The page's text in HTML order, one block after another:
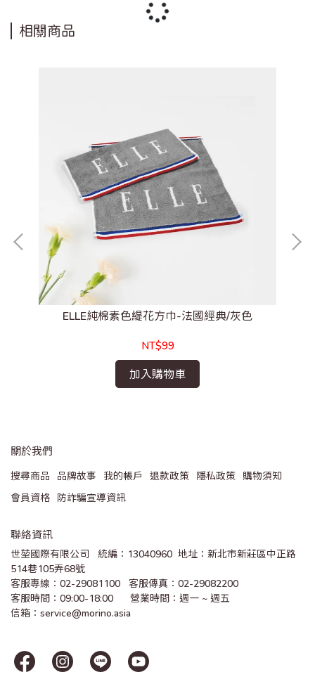
相關商品
ELLE純棉素色緹花方巾-法國經典/灰色
NT$99
加入購物車
關於我們
搜尋商品 品牌故事 我的帳戶 退款政策 隱私政策
購物須知
會員資格
防詐騙宣導資訊
聯絡資訊
世堃國際有限公司   統編：13040960  地址：新北市新莊區中正路
514巷105弄68號
客服專線：02-29081100   客服傳真：02-29082200
客服時間：09:00-18:00      營業時間：週一 ~ 週五
信箱：service@morino.asia